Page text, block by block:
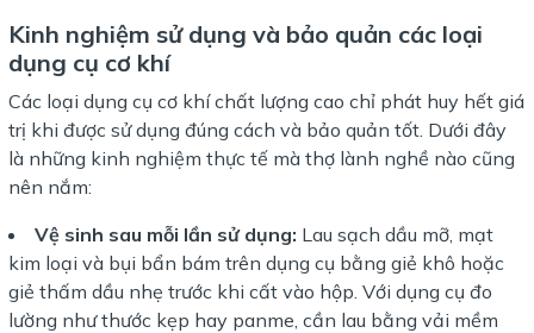
Kinh nghiệm sử dụng và bảo quản các loại
dụng cụ cơ khí
Các loại dụng cụ cơ khí chất lượng cao chỉ phát huy hết giá
trị khi được sử dụng đúng cách và bảo quản tốt. Dưới đây
là những kinh nghiệm thực tế mà thợ lành nghề nào cũng
nên nắm:
Vệ sinh sau mỗi lần sử dụng: Lau sạch dầu mỡ, mạt
kim loại và bụi bẩn bám trên dụng cụ bằng giẻ khô hoặc
giẻ thấm dầu nhẹ trước khi cất vào hộp. Với dụng cụ đo
lường như thước kẹp hay panme, cần lau bằng vải mềm